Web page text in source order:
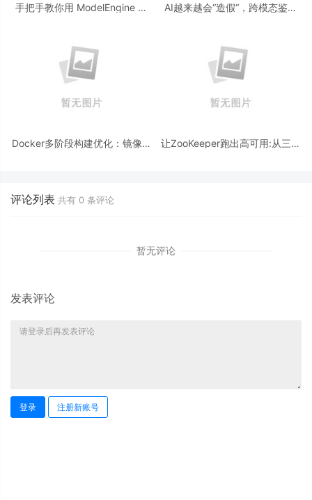
手把手教你用 ModelEngine 打
AI越来越会“造假“，跨模态鉴伪
Docker多阶段构建优化：镜像体
让ZooKeeper跑出高可用:从三节
评论列表 共有 0 条评论
暂无评论
发表评论
登录 注册新账号